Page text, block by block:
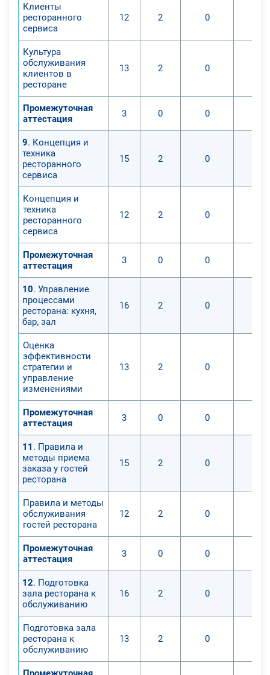
Клиенты
ресторанного
сервиса
12 2 0
Культура
обслуживания
клиентов в
ресторане
13 2 0
Промежуточная
аттестация
3 0 0
9. Концепция и
техника
ресторанного
сервиса
15 2 0
Концепция и
техника
ресторанного
сервиса
12 2 0
Промежуточная
аттестация
3 0 0
10. Управление
процессами
ресторана: кухня,
бар, зал
16 2 0
Оценка
эффективности
стратегии и
управление
изменениями
13 2 0
Промежуточная
аттестация
3 0 0
11 . Правила и
методы приема
заказа у гостей
ресторана
15 2 0
Правила и методы
обслуживания
гостей ресторана
12 2 0
Промежуточная
аттестация
3 0 0
12. Подготовка
зала ресторана к
обслуживанию
16 2 0
Подготовка зала
ресторана к
обслуживанию
13 2 0